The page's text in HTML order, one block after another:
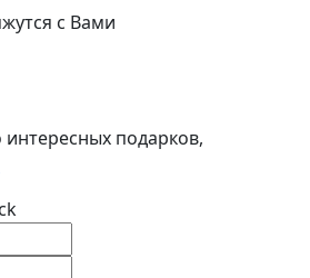
с Вами
интересных подарков,